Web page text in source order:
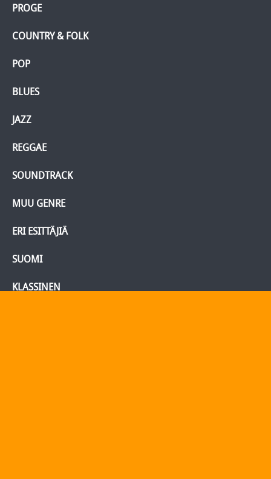
PROGE
COUNTRY & FOLK
POP
BLUES
JAZZ
REGGAE
SOUNDTRACK
MUU GENRE
ERI ESITTÄJIÄ
SUOMI
KLASSINEN